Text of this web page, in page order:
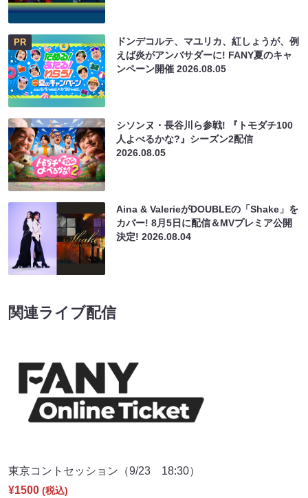
PR
ドンデコルテ、マユリカ、紅しょうが、例
えば炎がアンバサダーに! FANY夏のキャ
ンペーン開催2026.08.05
シソンヌ・長谷川ら参戦! 『トモダチ100
人よべるかな?』シーズン2配信
2026.08.05
Aina & ValerieがDOUBLEの「Shake」を
カバー! 8月5日に配信＆MVプレミア公開
決定!2026.08.04
関連ライブ配信
東京コントセッション（9/23 18:30）
¥1500 (税込)